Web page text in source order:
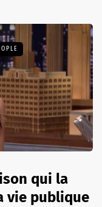
qui la
vie publique